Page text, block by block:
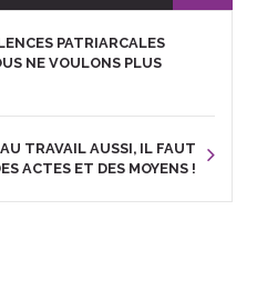
PATRIARCALES
NE VOULONS PLUS
TRAVAIL AUSSI, IL FAUT
ACTES ET DES MOYENS !